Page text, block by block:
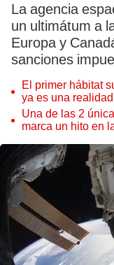
La agencia
un ultimátum a
Europa y
sanciones
El primer hábitat
ya es una
de profundidad
Una de las 2
marca un hito en